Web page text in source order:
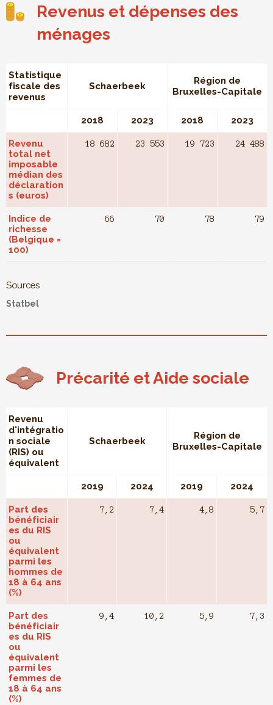
Revenus et dépenses des
ménages
Statistique
fiscale des
revenus
Schaerbeek
Région de
Bruxelles-Capitale
2018 2023 2018 2023
Revenu
total net
imposable
médian des
déclaration
s (euros)
18 682 23 553 19 723 24 488
Indice de
richesse
(Belgique =
100)
66 70 78 79
Sources
Statbel
Précarité et Aide sociale
Revenu
d'intégratio
n sociale
(RIS) ou
équivalent
Schaerbeek
Région de
Bruxelles-Capitale
2019 2024 2019 2024
Part des
bénéficiair
es du RIS
ou
équivalent
parmi les
hommes de
18 à 64 ans
(%)
7,2 7,4 4,8 5,7
Part des
bénéficiair
es du RIS
ou
équivalent
parmi les
femmes de
18 à 64 ans
(%)
9,4 10,2 5,9 7,3